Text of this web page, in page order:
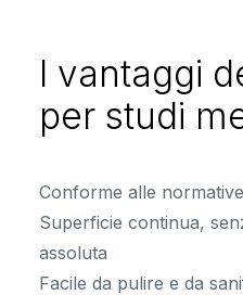
I vantaggi
per studi
Conforme alle
Superficie continua,
assoluta
Facile da pulire e da